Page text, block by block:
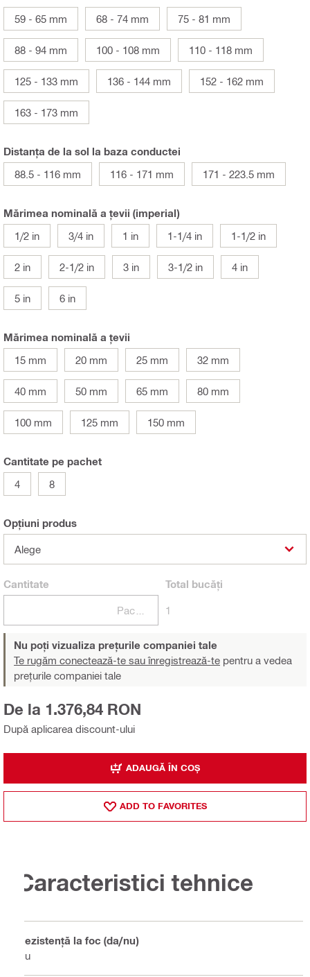
59 - 65 mm 68 - 74 mm 75 - 81 mm
88 - 94 mm 100 - 108 mm 110 - 118 mm
125 - 133 mm 136 - 144 mm 152 - 162 mm
163 - 173 mm
Distanța de la sol la baza conductei
88.5 - 116 mm
116 - 171 mm 171 - 223.5 mm
Mărimea nominală a ţevii (imperial)
1/2 in
3/4 in 1 in 1-1/4 in 1-1/2 in
2 in 2-1/2 in 3 in 3-1/2 in 4 in
5 in 6 in
Mărimea nominală a ţevii
15 mm
20 mm 25 mm 32 mm
40 mm 50 mm 65 mm 80 mm
100 mm 125 mm 150 mm
Cantitate pe pachet
4
8
Opțiuni produs
Alege
Cantitate Total bucăți
1
Nu poți vizualiza prețurile companiei tale
Te rugăm conectează-te sau înregistrează-te pentru a vedea
prețurile companiei tale
După aplicarea discount-ului
De la 1.376,84 RON
ADAUGĂ ÎN COȘ
ADD TO FAVORITES
Caracteristici tehnice
Rezistență la foc (da/nu)
Nu